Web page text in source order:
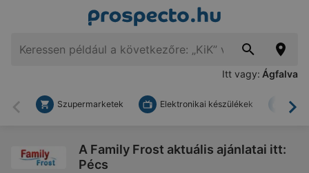
Itt vagy: Ágfalva
Vissza
Szupermarketek Elektronikai készülékek
A Family Frost aktuális ajánlatai itt:
Pécs